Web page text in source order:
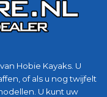
Hobie Kayaks. U
of als u nog twijfelt
U kunt uw